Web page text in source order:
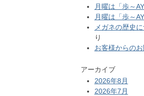
月曜は「歩～
月曜は「歩～
メガネの歴史
り
お客様からの
アーカイブ
2026年8月
2026年7月